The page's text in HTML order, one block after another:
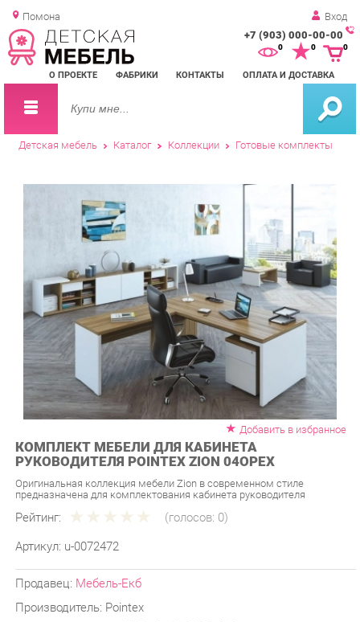
Помона Вход
+7 (903) 000-00-00
О ПРОЕКТЕ ФАБРИКИ КОНТАКТЫ ОПЛАТА И ДОСТАВКА
0 0
Детская мебель Каталог Коллекции Готовые комплекты
Добавить в избранное
КОМПЛЕКТ МЕБЕЛИ ДЛЯ КАБИНЕТА
РУКОВОДИТЕЛЯ POINTEX ZION 04ОРЕХ
Оригинальная коллекция мебели Zion в современном стиле
Рейтинг: (голосов:0)
Артикул: u-0072472
Производитель:Pointex
Последняя цена: 421 890 ₽